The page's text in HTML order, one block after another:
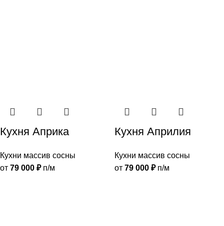
Кухня Априка
Кухни массив сосны
от 79 000 ₽п/м
Кухня Априлия
Кухни массив сосны
от 79 000 ₽п/м